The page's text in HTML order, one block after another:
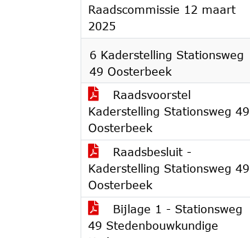
Raadscommissie 12 maart
2025
6 Kaderstelling Stationsweg
49 Oosterbeek
Raadsvoorstel
Kaderstelling Stationsweg 49
Oosterbeek
Raadsbesluit -
Kaderstelling Stationsweg 49
Oosterbeek
Bijlage 1 - Stationsweg
49 Stedenbouwkundige